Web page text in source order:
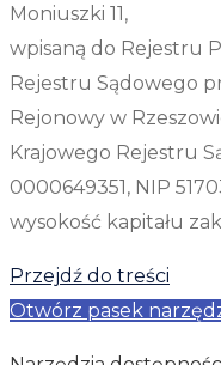
Moniuszki 11,
wpisaną do Rejestru
Rejestru Sądowego
Rejonowy w
Krajowego Rejestru
0000649351, NIP
wysokość kapitału
Przejdź do treści
Otwórz pasek